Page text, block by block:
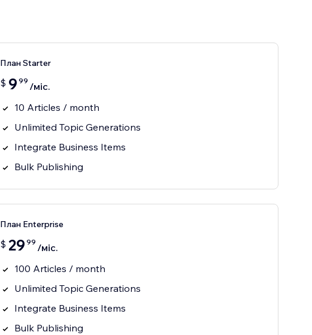
План Starter
$ 9 99 /міс.
10 Articles / month
Unlimited Topic Generations
Integrate Business Items
Bulk Publishing
План Enterprise
$ 29 99 /міс.
100 Articles / month
Unlimited Topic Generations
Integrate Business Items
Bulk Publishing